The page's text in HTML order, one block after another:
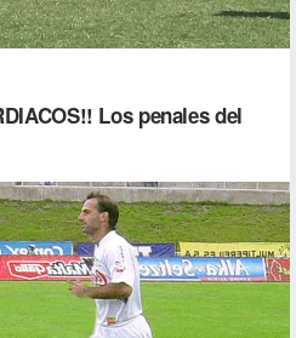
Los penales del